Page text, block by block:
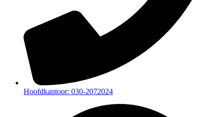
Hoofdkantoor: 030-2072024